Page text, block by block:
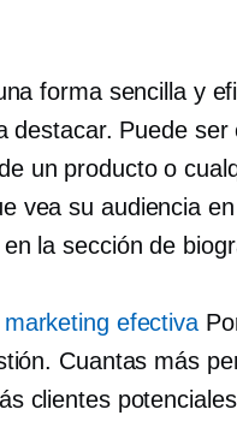
forma sencilla y
destacar. Puede ser
un producto o
vea su audiencia
la sección de
efectiva
Cuantas más
clientes potenciales